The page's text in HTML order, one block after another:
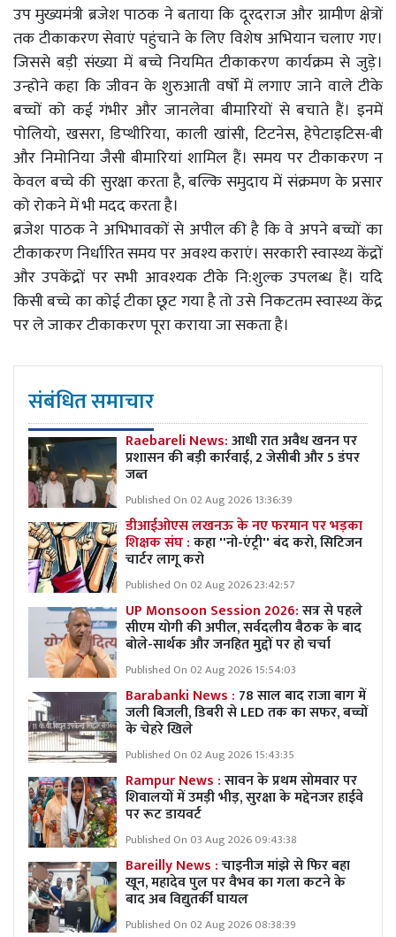
उप मुख्यमंत्री ब्रजेश पाठक ने बताया कि दूरदराज और ग्रामीण क्षेत्रों
तक टीकाकरण सेवाएं पहुंचाने के लिए विशेष अभियान चलाए गए।
जिससे बड़ी संख्या में बच्चे नियमित टीकाकरण कार्यक्रम से जुड़े।
उन्होने कहा कि जीवन के शुरुआती वर्षों में लगाए जाने वाले टीके
बच्चों को कई गंभीर और जानलेवा बीमारियों से बचाते हैं। इनमें
पोलियो, खसरा, डिप्थीरिया, काली खांसी, टिटनेस, हेपेटाइटिस-बी
और निमोनिया जैसी बीमारियां शामिल हैं। समय पर टीकाकरण न
केवल बच्चे की सुरक्षा करता है, बल्कि समुदाय में संक्रमण के प्रसार
को रोकने में भी मदद करता है।
ब्रजेश पाठक ने अभिभावकों से अपील की है कि वे अपने बच्चों का
टीकाकरण निर्धारित समय पर अवश्य कराएं। सरकारी स्वास्थ्य केंद्रों
और उपकेंद्रों पर सभी आवश्यक टीके नि:शुल्क उपलब्ध हैं। यदि
किसी बच्चे का कोई टीका छूट गया है तो उसे निकटतम स्वास्थ्य केंद्र
पर ले जाकर टीकाकरण पूरा कराया जा सकता है।
संबंधित समाचार
Raebareli News:आधी रात अवैध खनन पर
प्रशासन की बड़ी कार्रवाई, 2 जेसीबी और 5 डंपर
जब्त
Published On 02 Aug 2026 13:36:39
डीआईओएस लखनऊ के नए फरमान पर भड़का
शिक्षक संघ :कहा ''नो-एंट्री'' बंद करो, सिटिजन
चार्टर लागू करो
Published On 02 Aug 2026 23:42:57
UP Monsoon Session 2026:सत्र से पहले
सीएम योगी की अपील, सर्वदलीय बैठक के बाद
बोले-सार्थक और जनहित मुद्दों पर हो चर्चा
Published On 02 Aug 2026 15:54:03
Barabanki News : 78 साल बाद राजा बाग में
जली बिजली, डिबरी से LED तक का सफर, बच्चों
के चेहरे खिले
Published On 02 Aug 2026 15:43:35
Rampur News :सावन के प्रथम सोमवार पर
शिवालयों में उमड़ी भीड़, सुरक्षा के मद्देनजर हाईवे
पर रूट डायवर्ट
Published On 03 Aug 2026 09:43:38
Bareilly News :चाइनीज मांझे से फिर बहा
खून, महादेव पुल पर वैभव का गला कटने के
बाद अब विद्युतर्की घायल
Published On 02 Aug 2026 08:38:39